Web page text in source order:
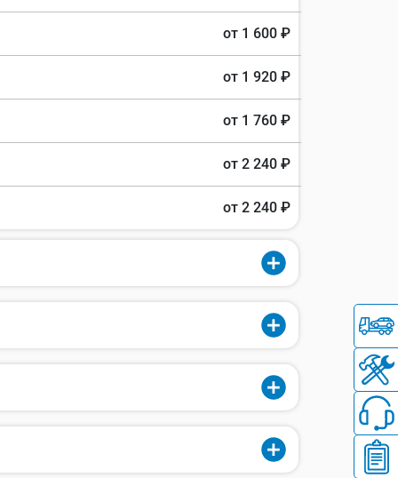
от 1 600 ₽
от 1 920 ₽
от 1 760 ₽
от 2 240 ₽
от 2 240 ₽